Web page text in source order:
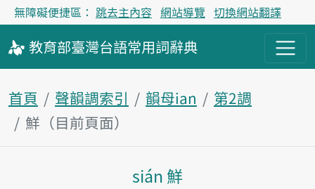
無障礙便捷區： 跳去主內容 網站導覽 切換網站翻譯
教育部臺灣台語常用詞辭典
首頁 聲韻調索引 韻母ian
第2調
鮮（目前頁面）
主內容區塊
sián 鮮